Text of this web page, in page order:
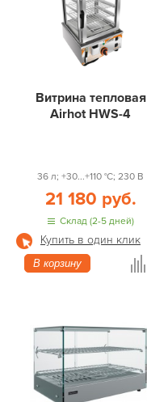
Витрина тепловая
Airhot HWS-4
36 л; +30...+110 °С; 230 В
21 180 руб.
Склад (2-5 дней)
Купить в один клик
В корзину